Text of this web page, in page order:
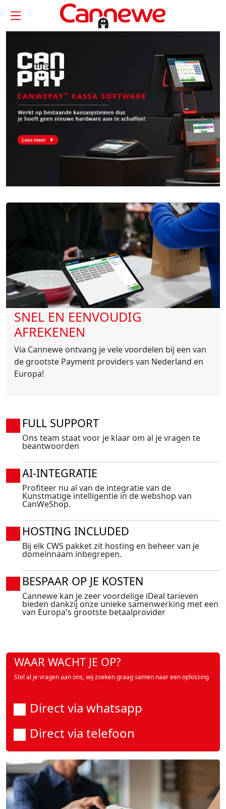
SNEL EN EENVOUDIG
AFREKENEN
Via Cannewe ontvang je vele voordelen bij een van
de grootste Payment providers van Nederland en
Europa!
FULL SUPPORT
Ons team staat voor je klaar om al je vragen te
beantwoorden
AI-INTEGRATIE
Profiteer nu al van de integratie van de
Kunstmatige intelligentie in de webshop van
CanWeShop.
HOSTING INCLUDED
Bij elk CWS pakket zit hosting en beheer van je
domeinnaam inbegrepen.
BESPAAR OP JE KOSTEN
Cannewe kan je zeer voordelige iDeal tarieven
bieden dankzij onze unieke samenwerking met een
van Europa's grootste betaalprovider
WAAR WACHT JE OP?
Stel al je vragen aan ons, wij zoeken graag samen naar een oplossing
Direct via whatsapp
Direct via telefoon